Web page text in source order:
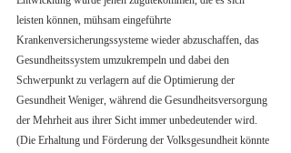
leisten können, mühsam eingeführte
Krankenversicherungssysteme wieder abzuschaffen, das
Gesundheitssystem umzukrempeln und dabei den
Schwerpunkt zu verlagern auf die Optimierung der
Gesundheit Weniger, während die Gesundheitsversorgung
der Mehrheit aus ihrer Sicht immer unbedeutender wird.
(Die Erhaltung und Förderung der Volksgesundheit könnte